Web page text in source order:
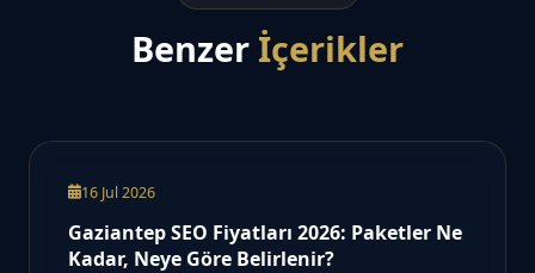
Benzer İçerikler
16 Jul 2026
Gaziantep SEO Fiyatları 2026: Paketler Ne
Kadar, Neye Göre Belirlenir?